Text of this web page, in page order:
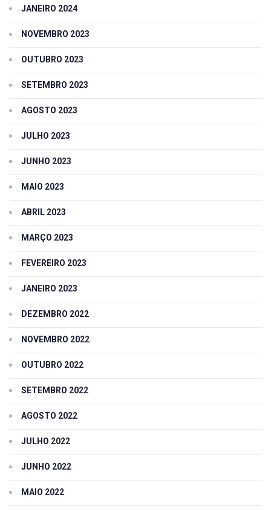
JANEIRO 2024
NOVEMBRO 2023
OUTUBRO 2023
SETEMBRO 2023
AGOSTO 2023
JULHO 2023
JUNHO 2023
MAIO 2023
ABRIL 2023
MARÇO 2023
FEVEREIRO 2023
JANEIRO 2023
DEZEMBRO 2022
NOVEMBRO 2022
OUTUBRO 2022
SETEMBRO 2022
AGOSTO 2022
JULHO 2022
JUNHO 2022
MAIO 2022